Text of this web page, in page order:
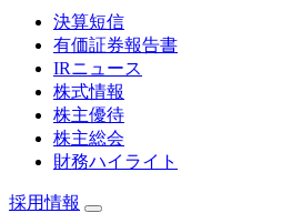
決算短信
有価証券報告書
IRニュース
株式情報
株主優待
株主総会
財務ハイライト
採用情報